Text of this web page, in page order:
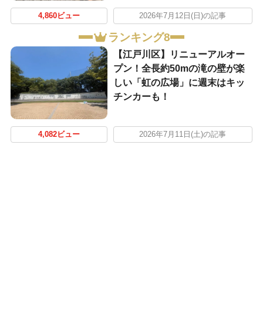
4,860ビュー 2026年7月12日(日)の記事
ランキング8
【江戸川区】リニューアルオー
プン！全長約50mの滝の壁が楽
しい「虹の広場」に週末はキッ
チンカーも！
4,082ビュー 2026年7月11日(土)の記事